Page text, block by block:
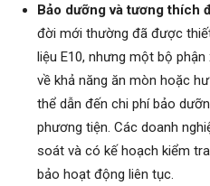
Bảo dưỡng và tương thích
đời mới thường đã được
liệu E10, nhưng một bộ
về khả năng ăn mòn hoặc
thể dẫn đến chi phí bảo
phương tiện. Các doanh
soát và có kế hoạch kiểm
bảo hoạt động liên tục.